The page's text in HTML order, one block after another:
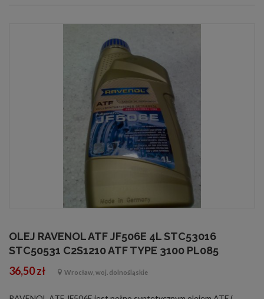
OLEJ RAVENOL ATF JF506E 4L STC53016
STC50531 C2S1210 ATF TYPE 3100 PL085
36,50 zł Wrocław, woj. dolnośląskie